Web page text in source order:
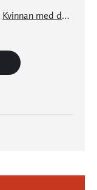
Kvinnan med de vackra händerna